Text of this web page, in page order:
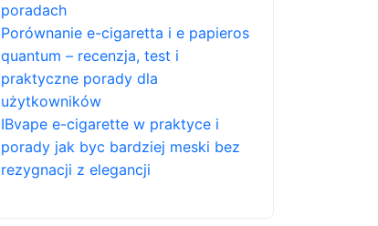
poradach
Porównanie e-cigaretta i e papieros
quantum – recenzja, test i
praktyczne porady dla
użytkowników
IBvape e-cigarette w praktyce i
porady jak byc bardziej meski bez
rezygnacji z elegancji